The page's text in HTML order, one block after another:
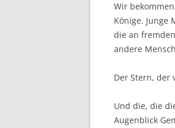
Wir
Könige. Junge
die an
andere
Der Stern, der
Und die, die
Augenblick